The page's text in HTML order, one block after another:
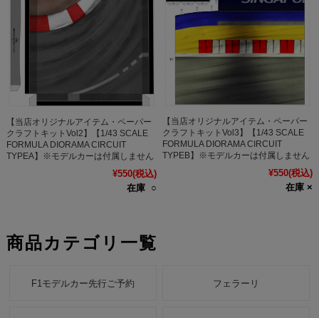
【当店オリジナルアイテム・ペーパー
クラフトキットVol2】【1/43 SCALE
FORMULA DIORAMA CIRCUIT
TYPEA】※モデルカーは付属しません
¥550(税込)
在庫 ○
【当店オリジナルアイテム・ペーパー
クラフトキットVol3】【1/43 SCALE
FORMULA DIORAMA CIRCUIT
TYPEB】※モデルカーは付属しません
¥550(税込)
在庫 ×
商品カテゴリ一覧
F1モデルカー先行ご予約 フェラーリ